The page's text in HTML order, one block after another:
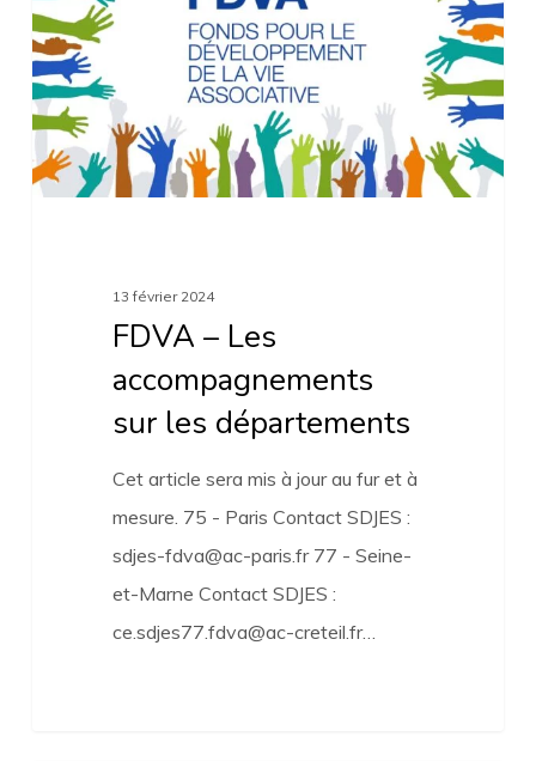
accompagnements
sur
les
départements
13 février 2024
FDVA – Les
accompagnements
sur les départements
Cet article sera mis à jour au fur et à
mesure. 75 - Paris Contact SDJES :
sdjes-fdva@ac-paris.fr 77 - Seine-
et-Marne Contact SDJES :
ce.sdjes77.fdva@ac-creteil.fr…